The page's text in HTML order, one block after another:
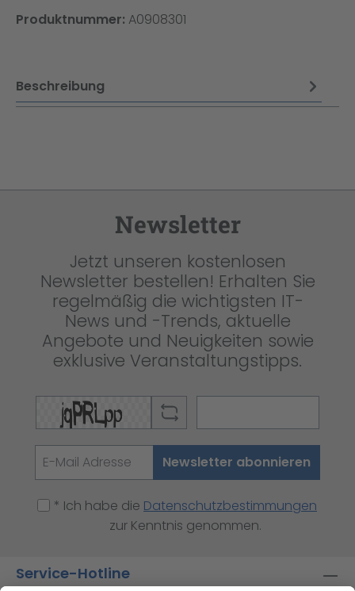
Produktnummer: A0908301
Beschreibung
Newsletter
Jetzt unseren kostenlosen
Newsletter bestellen! Erhalten Sie
regelmäßig die wichtigsten IT-
News und -Trends, aktuelle
Angebote und Neuigkeiten sowie
exklusive Veranstaltungstipps.
Newsletter abonnieren
* Ich habe die Datenschutzbestimmungen
zur Kenntnis genommen.
Service-Hotline